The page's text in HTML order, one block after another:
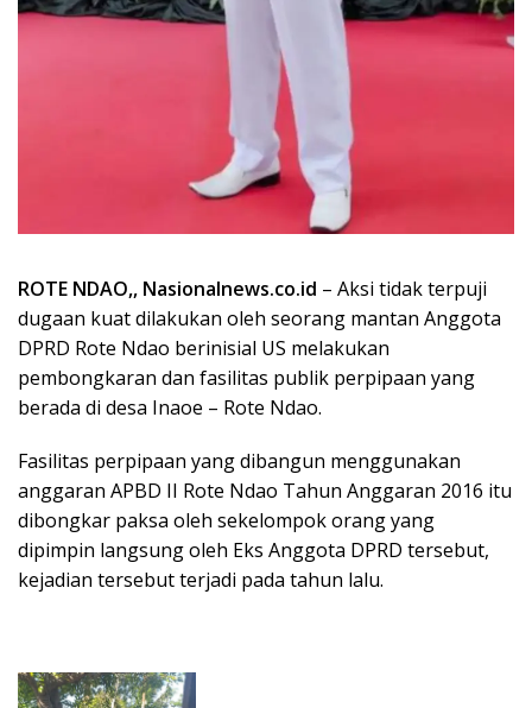
ROTE NDAO,, Nasionalnews.co.id – Aksi tidak terpuji
dugaan kuat dilakukan oleh seorang mantan Anggota
DPRD Rote Ndao berinisial US melakukan
pembongkaran dan fasilitas publik perpipaan yang
berada di desa Inaoe – Rote Ndao.
Fasilitas perpipaan yang dibangun menggunakan
anggaran APBD II Rote Ndao Tahun Anggaran 2016 itu
dibongkar paksa oleh sekelompok orang yang
dipimpin langsung oleh Eks Anggota DPRD tersebut,
kejadian tersebut terjadi pada tahun lalu.